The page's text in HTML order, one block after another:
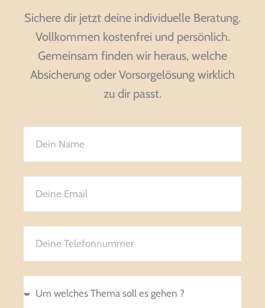
Sichere dir jetzt deine individuelle Beratung.
Vollkommen kostenfrei und persönlich.
Gemeinsam finden wir heraus, welche
Absicherung oder Vorsorgelösung wirklich
zu dir passt.